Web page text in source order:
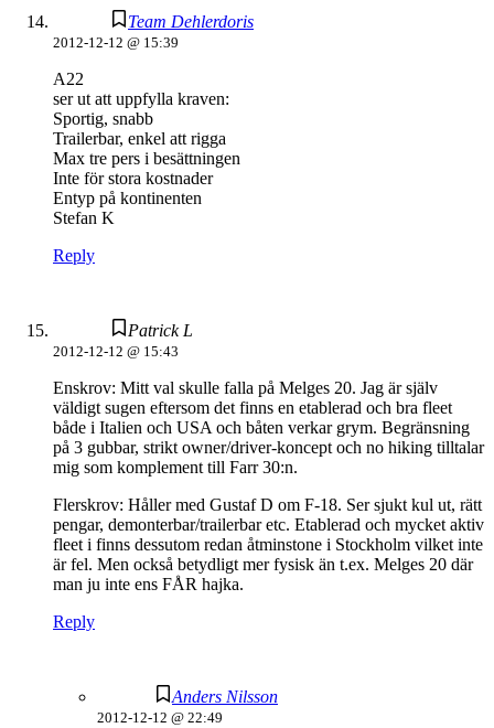
Team Dehlerdoris
2012-12-12 @ 15:39
A22
ser ut att uppfylla kraven:
Sportig, snabb
Trailerbar, enkel att rigga
Max tre pers i besättningen
Inte för stora kostnader
Entyp på kontinenten
Stefan K
Reply
Patrick L
2012-12-12 @ 15:43
Enskrov: Mitt val skulle falla på Melges 20. Jag är själv
väldigt sugen eftersom det finns en etablerad och bra fleet
både i Italien och USA och båten verkar grym. Begränsning
på 3 gubbar, strikt owner/driver-koncept och no hiking tilltalar
mig som komplement till Farr 30:n.
Flerskrov: Håller med Gustaf D om F-18. Ser sjukt kul ut, rätt
pengar, demonterbar/trailerbar etc. Etablerad och mycket aktiv
fleet i finns dessutom redan åtminstone i Stockholm vilket inte
är fel. Men också betydligt mer fysisk än t.ex. Melges 20 där
man ju inte ens FÅR hajka.
Reply
Anders Nilsson
2012-12-12 @ 22:49